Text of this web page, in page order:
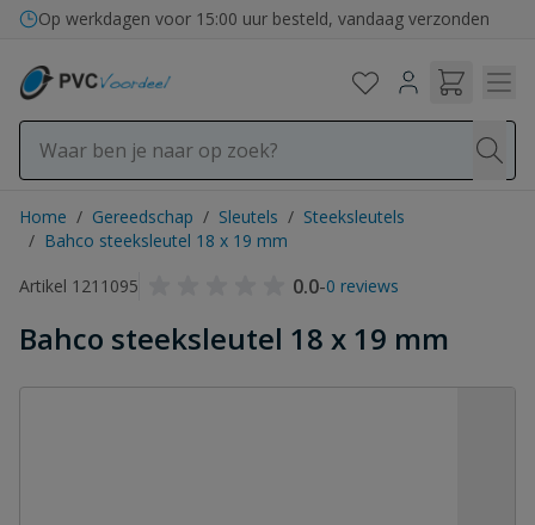
Ga naar de inhoud
Op werkdagen voor 15:00 uur besteld, vandaag verzonden
Home / Gereedschap / Sleutels / Steeksleutels
/ Bahco steeksleutel 18 x 19 mm
Artikel 1211095
0.0-0 reviews
Bahco steeksleutel 18 x 19 mm